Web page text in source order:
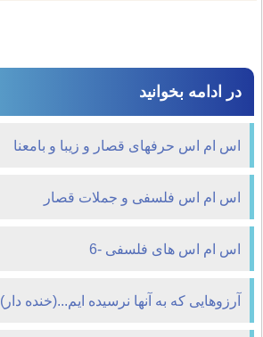
در ادامه بخوانید
اس ام اس حرفهای قصار و زیبا و بامعنا
اس ام اس فلسفی و جملات قصار
اس ام اس های فلسفی -6
آرزوهایی که به آنها نرسیده ایم...(خنده دار)